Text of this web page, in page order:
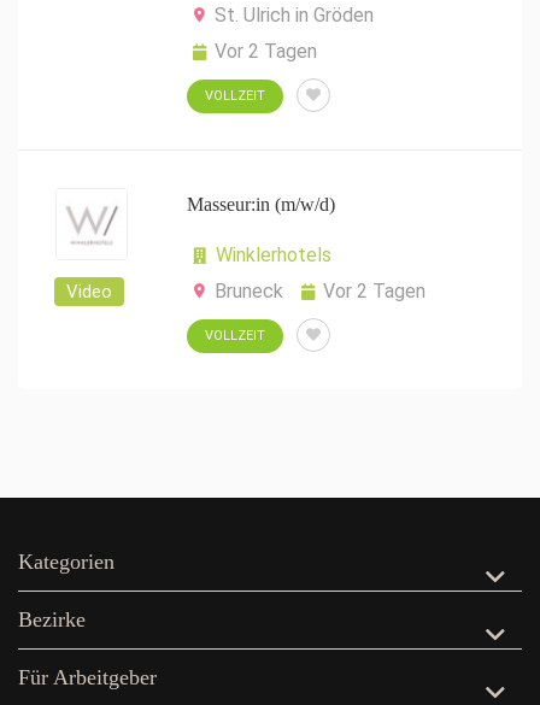
St. Ulrich in Gröden
Vor 2 Tagen
VOLLZEIT
Video
Masseur:in (m/w/d)
Winklerhotels
Bruneck
Vor 2 Tagen
VOLLZEIT
Kategorien
Bezirke
Für Arbeitgeber